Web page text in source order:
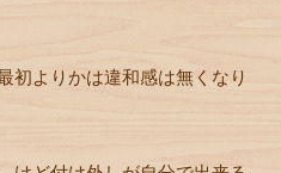
初よりかは違和感は無くなり